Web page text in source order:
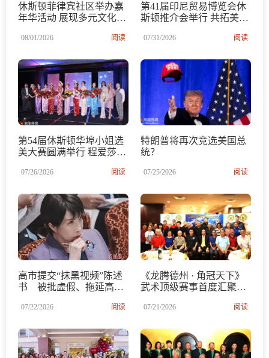
休斯顿菲律宾社区举办嘉
年华活动 展现多元文化魅
08/01/2026 阅读
第41届印尼贸易博览会休
斯顿推介会举行 共拓美印
07/31/2026 阅读
第54届休斯顿华埠小姐选
美大赛圆满举行 程爱莎荣
07/26/2026 阅读
特朗普将再次竞选美国总
统？
07/25/2026 阅读
高市提交“抹黑视频”陈述
书 被批虚假、拖延高市
被批虚假、拖延
07/22/2026 阅读
《龙腾德州 · 角冠天下》
武术顶级赛事首度汇聚休
术功夫锦标赛正式启动
07/21/2026 阅读